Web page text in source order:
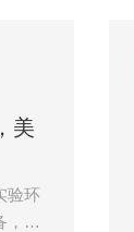
美
验环
，承